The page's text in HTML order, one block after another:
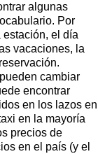
algunas
Por
el día
vacaciones, la
cambiar
encontrar
en los lazos en
en la mayoría
precios de
en el país (y el